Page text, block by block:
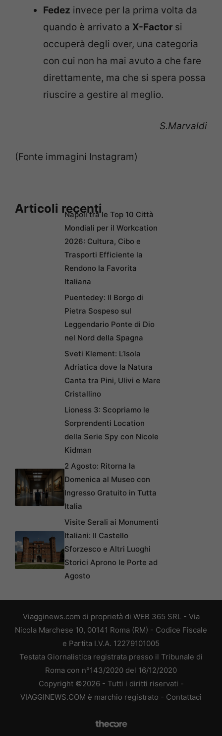
Fedez invece per la prima volta da
quando è arrivato a X-Factor si
occuperà degli over, una categoria
con cui non ha mai avuto a che fare
direttamente, ma che si spera possa
riuscire a gestire al meglio.
S.Marvaldi
(Fonte immagini Instagram)
Articoli recentiNapoli tra le Top 10 Città
Mondiali per il Workcation
2026: Cultura, Cibo e
Trasporti Efficiente la
Rendono la Favorita
Italiana
Puentedey: Il Borgo di
Pietra Sospeso sul
Leggendario Ponte di Dio
nel Nord della Spagna
Sveti Klement: L’Isola
Adriatica dove la Natura
Canta tra Pini, Ulivi e Mare
Cristallino
Lioness 3: Scopriamo le
Sorprendenti Location
della Serie Spy con Nicole
Kidman
2 Agosto: Ritorna la
Domenica al Museo con
Ingresso Gratuito in Tutta
Italia
Visite Serali ai Monumenti
Italiani: Il Castello
Sforzesco e Altri Luoghi
Storici Aprono le Porte ad
Agosto
Viagginews.com di proprietà di WEB 365 SRL - Via
Nicola Marchese 10, 00141 Roma (RM) - Codice Fiscale
e Partita I.V.A. 12279101005
Testata Giornalistica registrata presso il Tribunale di
Roma con n°143/2020 del 16/12/2020
Copyright ©2026 - Tutti i diritti riservati -
VIAGGINEWS.COM è marchio registrato - Contattaci